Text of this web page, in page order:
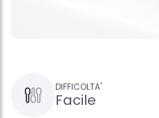
DIFFICOLTA'
Facile